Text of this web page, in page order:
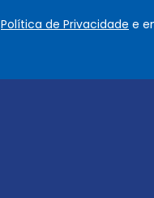
Política de Privacidade e